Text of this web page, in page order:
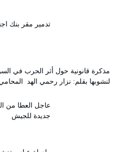
تدمير مقر بنك
مذكرة قانونية حول أثر الحرب في
لنشوبها بقلم: نزار رحمي الهد
عاجل العطا من
جديدة للجيش